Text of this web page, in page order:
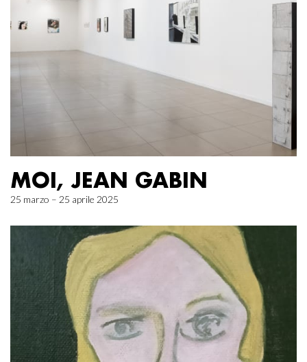
MOI, JEAN GABIN
25 marzo – 25 aprile 2025